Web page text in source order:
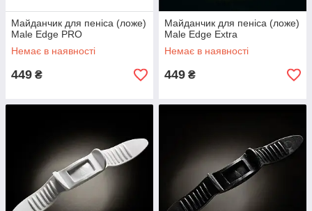
Майданчик для пеніса (ложе)
Male Edge PRO
Немає в наявності
449 ₴
Майданчик для пеніса (ложе)
Male Edge Extra
Немає в наявності
449 ₴